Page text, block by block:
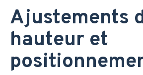
Ajustements
hauteur et